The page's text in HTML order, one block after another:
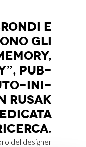
E
GLI
PUB­
INI­
RU­SAK
del designer